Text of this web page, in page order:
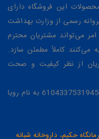
این فروشگاه دارای
رسمی از وزارت بهداشت
می‌تواند مشتریان محترم
می‌کنند کاملاً مطمئن سازد.
از نظر کیفیت و صحت
شماره کارت جهت خرید محصولات : 6104337531945416 به نام رویا
حکیم، داروخانه شبانه